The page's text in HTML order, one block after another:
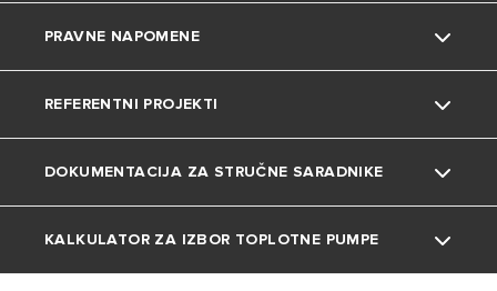
Uređenje doma
Česta pitanja
Katalozi i dokumentacija
Bojleri
Gasni kotlovi
Toplotne pumpe
Klima uređaji
PRAVNE NAPOMENE
Privatnost
Kolačići
REFERENTNI PROJEKTI
Projekti
DOKUMENTACIJA ZA STRUČNE SARADNIKE
Tehnička dokumentacija
KALKULATOR ZA IZBOR TOPLOTNE PUMPE